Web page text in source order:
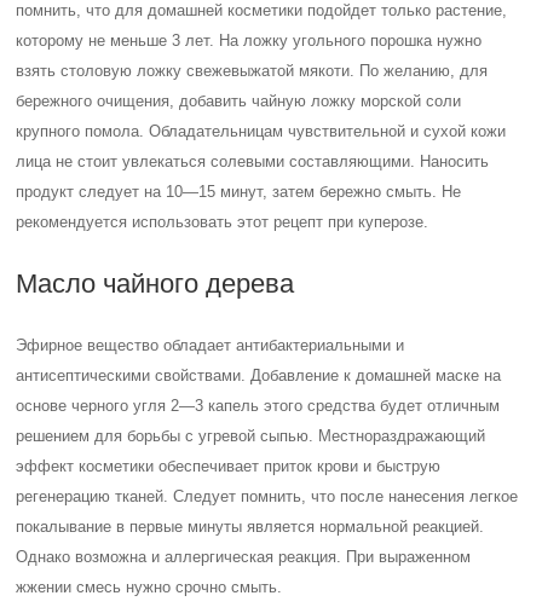
помнить, что для домашней косметики подойдет только растение,
которому не меньше 3 лет. На ложку угольного порошка нужно
взять столовую ложку свежевыжатой мякоти. По желанию, для
бережного очищения, добавить чайную ложку морской соли
крупного помола. Обладательницам чувствительной и сухой кожи
лица не стоит увлекаться солевыми составляющими. Наносить
продукт следует на 10—15 минут, затем бережно смыть. Не
рекомендуется использовать этот рецепт при куперозе.
Масло чайного дерева
Эфирное вещество обладает антибактериальными и
антисептическими свойствами. Добавление к домашней маске на
основе черного угля 2—3 капель этого средства будет отличным
решением для борьбы с угревой сыпью. Местнораздражающий
эффект косметики обеспечивает приток крови и быструю
регенерацию тканей. Следует помнить, что после нанесения легкое
покалывание в первые минуты является нормальной реакцией.
Однако возможна и аллергическая реакция. При выраженном
жжении смесь нужно срочно смыть.